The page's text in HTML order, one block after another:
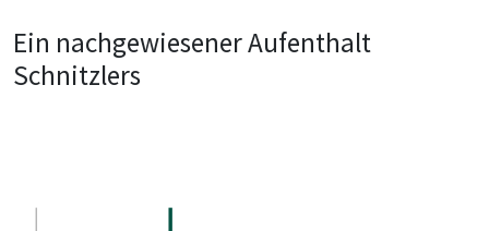
Ein nachgewiesener Aufenthalt
Schnitzlers